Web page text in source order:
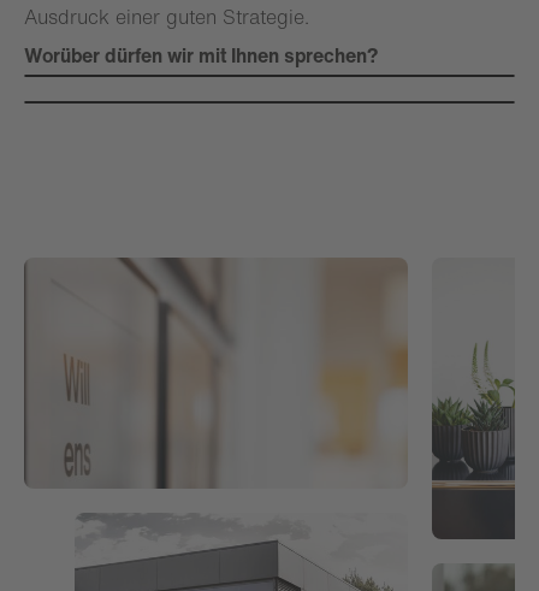
Ausdruck einer guten Strategie.
Worüber dürfen wir mit Ihnen sprechen?
durch gute Frage und gemeinsames
Viele Berührungspunkte sind der erste
Zugang zu Ihrer Marke. Wir schaffen die
Grundlage für eine gute Wirkung. Wir